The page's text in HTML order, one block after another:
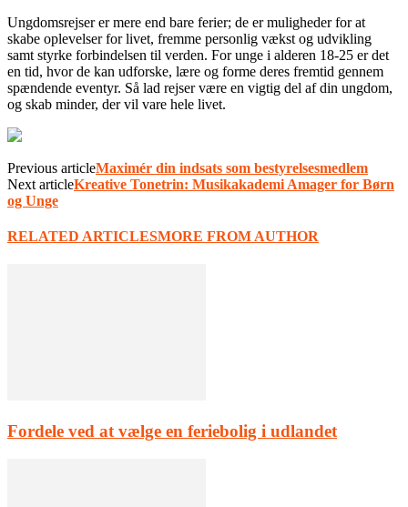
Ungdomsrejser er mere end bare ferier; de er muligheder for at
skabe oplevelser for livet, fremme personlig vækst og udvikling
samt styrke forbindelsen til verden. For unge i alderen 18-25 er det
en tid, hvor de kan udforske, lære og forme deres fremtid gennem
spændende eventyr. Så lad rejser være en vigtig del af din ungdom,
og skab minder, der vil vare hele livet.
Previous articleMaximér din indsats som bestyrelsesmedlem
Next articleKreative Tonetrin: Musikakademi Amager for Børn
og Unge
RELATED ARTICLESMORE FROM AUTHOR
Fordele ved at vælge en feriebolig i udlandet